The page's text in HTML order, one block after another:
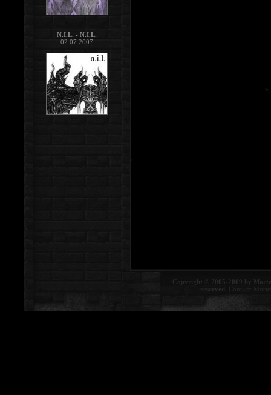
Copyright © 2005-2009 by
reserved. Contact:
N.I.L. - N.I.L.
02.07.2007